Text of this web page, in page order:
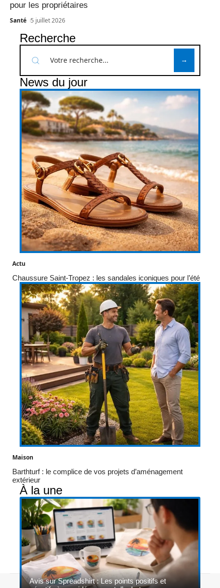
pour les propriétaires
Santé 5 juillet 2026
Recherche
News du jour
Actu
Chaussure Saint-Tropez : les sandales iconiques pour l’été
Maison
Barthturf : le complice de vos projets d’aménagement
extérieur
À la une
Avis sur Spreadshirt : Les points positifs et